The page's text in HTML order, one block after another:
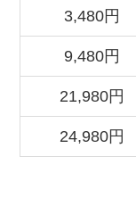
3,480円
9,480円
21,980円
24,980円